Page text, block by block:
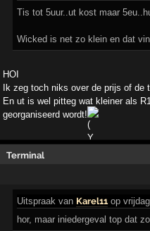
Tis tot 5uur..ut kost maar
Wicked is net zo klein en dat
HOI
Ik zeg toch niks over de prijs of de
En ut is wel pitteg wat kleiner als
georganiseerd wordt!
Terminal
Uitspraak van Karel11 op
hor, maar iniedergeval top dat